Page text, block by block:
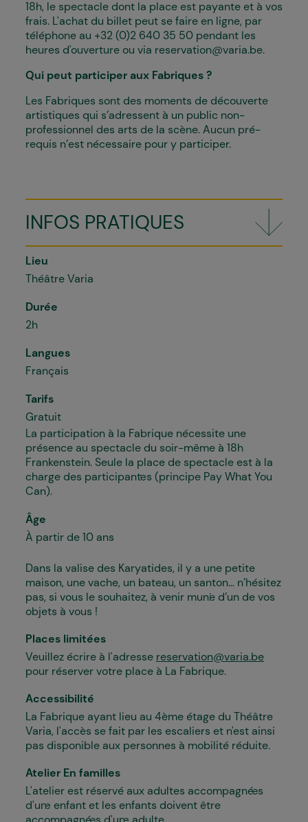
INFOS PRATIQUES
Lieu
Théâtre Varia
Durée
2h
Langues
Français
Tarifs
Gratuit
La participation à la Fabrique nécessite une
présence au spectacle du soir-même à 18h
Frankenstein. Seule la place de spectacle est à la
charge des participant·es (principe Pay What You
Can).
Âge
À partir de 10 ans
Dans la valise des Karyatides, il y a une petite
maison, une vache, un bateau, un santon… n’hésitez
pas, si vous le souhaitez, à venir muni·e d’un de vos
objets à vous !
Places limitées
Veuillez écrire à l'adresse reservation@varia.be
pour réserver votre place à La Fabrique.
Accessibilité
La Fabrique ayant lieu au 4ème étage du Théâtre
Varia, l'accès se fait par les escaliers et n'est ainsi
pas disponible aux personnes à mobilité réduite.
Atelier En familles
L'atelier est réservé aux adultes accompagné·es
d'un·e enfant et les enfants doivent être
18h, le spectacle dont la place est payante et à vos
frais. L'achat du billet peut se faire en ligne, par
téléphone au +32 (0)2 640 35 50 pendant les
heures d'ouverture ou via reservation@varia.be.
Qui peut participer aux Fabriques ?
Les Fabriques sont des moments de découverte
artistiques qui s’adressent à un public non-
professionnel des arts de la scène. Aucun pré-
requis n’est nécessaire pour y participer.